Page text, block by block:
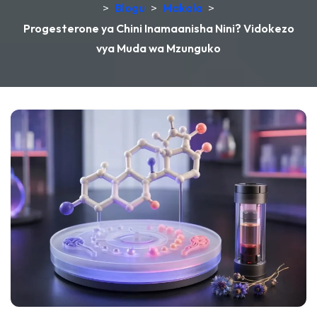
> Blogu > Makala >
Progesterone ya Chini Inamaanisha Nini? Vidokezo
vya Muda wa Mzunguko